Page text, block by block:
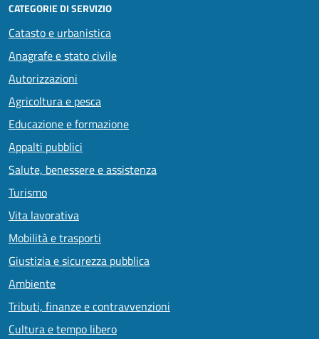
CATEGORIE DI SERVIZIO
Catasto e urbanistica
Anagrafe e stato civile
Autorizzazioni
Agricoltura e pesca
Educazione e formazione
Appalti pubblici
Salute, benessere e assistenza
Turismo
Vita lavorativa
Mobilità e trasporti
Giustizia e sicurezza pubblica
Ambiente
Tributi, finanze e contravvenzioni
Cultura e tempo libero